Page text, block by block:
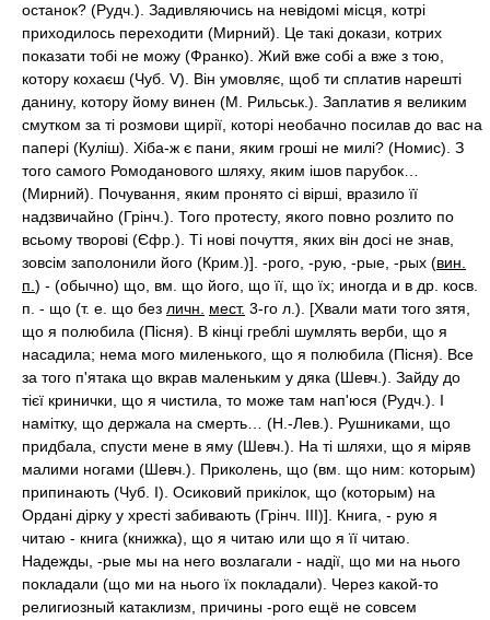
останок? (Рудч.). Задивляючись на невідомі місця, котрі
приходилось переходити (Мирний). Це такі докази, котрих
показати тобі не можу (Франко). Жий вже собі а вже з тою,
котору кохаєш (Чуб. V). Він умовляє, щоб ти сплатив нарешті
данину, котору йому винен (М. Рильськ.). Заплатив я великим
смутком за ті розмови щирії, которі необачно посилав до вас на
папері (Куліш). Хіба-ж є пани, яким гроші не милі? (Номис). З
того самого Ромоданового шляху, яким ішов парубок…
(Мирний). Почування, яким пронято сі вірші, вразило її
надзвичайно (Грінч.). Того протесту, якого повно розлито по
всьому творові (Єфр.). Ті нові почуття, яких він досі не знав,
зовсім заполонили його (Крим.)]. -рого, -рую, -рые, -рых (вин.
п. ) - (обычно) що, вм. що його, що її, що їх; иногда и в др. косв.
п. - що (т. е. що без личн. мест. 3-го л.). [Хвали мати того зятя,
що я полюбила (Пісня). В кінці греблі шумлять верби, що я
насадила; нема мого миленького, що я полюбила (Пісня). Все
за того п'ятака що вкрав маленьким у дяка (Шевч.). Зайду до
тієї кринички, що я чистила, то може там нап'юся (Рудч.). І
намітку, що держала на смерть… (Н.-Лев.). Рушниками, що
придбала, спусти мене в яму (Шевч.). На ті шляхи, що я міряв
малими ногами (Шевч.). Приколень, що (вм. що ним: которым)
припинають (Чуб. I). Осиковий прикілок, що (которым) на
Ордані дірку у хресті забивають (Грінч. III)]. Книга, - рую я
читаю - книга (книжка), що я читаю или що я її читаю.
Надежды, -рые мы на него возлагали - надії, що ми на нього
покладали (що ми на нього їх покладали). Через какой-то
религиозный катаклизм, причины -рого ещё не совсем